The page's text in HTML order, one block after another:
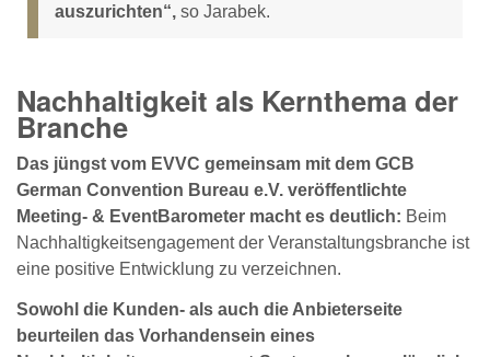
auszurichten“, so Jarabek.
Nachhaltigkeit als Kernthema der
Branche
Das jüngst vom EVVC gemeinsam mit dem GCB
German Convention Bureau e.V. veröffentlichte
Meeting- & EventBarometer macht es deutlich: Beim
Nachhaltigkeitsengagement der Veranstaltungsbranche ist
eine positive Entwicklung zu verzeichnen.
Sowohl die Kunden- als auch die Anbieterseite
beurteilen das Vorhandensein eines